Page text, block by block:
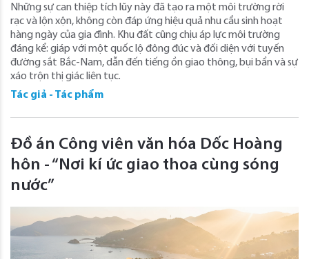
Những sự can thiệp tích lũy này đã tạo ra một môi trường rời
rạc và lộn xộn, không còn đáp ứng hiệu quả nhu cầu sinh hoạt
hàng ngày của gia đình. Khu đất cũng chịu áp lực môi trường
đáng kể: giáp với một quốc lộ đông đúc và đối diện với tuyến
đường sắt Bắc-Nam, dẫn đến tiếng ồn giao thông, bụi bẩn và sự
xáo trộn thị giác liên tục.
Tác giả - Tác phẩm
Đồ án Công viên văn hóa Dốc Hoàng
hôn - “Nơi kí ức giao thoa cùng sóng
nước”